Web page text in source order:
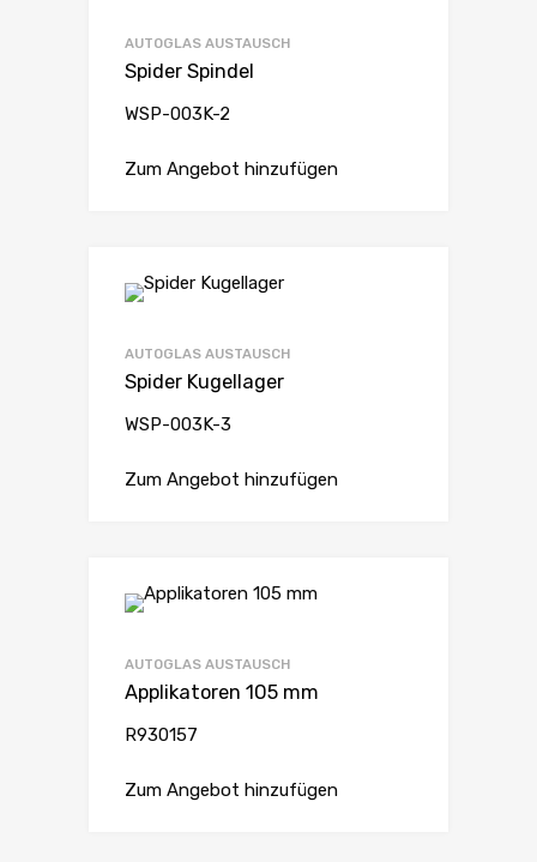
AUTOGLAS AUSTAUSCH
Spider Spindel
WSP-003K-2
Zum Angebot hinzufügen
AUTOGLAS AUSTAUSCH
Spider Kugellager
WSP-003K-3
Zum Angebot hinzufügen
AUTOGLAS AUSTAUSCH
Applikatoren 105 mm
R930157
Zum Angebot hinzufügen